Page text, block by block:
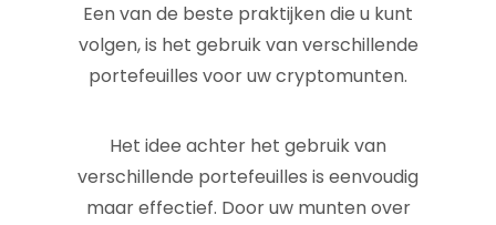
Een van de beste praktijken die u kunt
volgen, is het gebruik van verschillende
portefeuilles voor uw cryptomunten.
Het idee achter het gebruik van
verschillende portefeuilles is eenvoudig
maar effectief. Door uw munten over